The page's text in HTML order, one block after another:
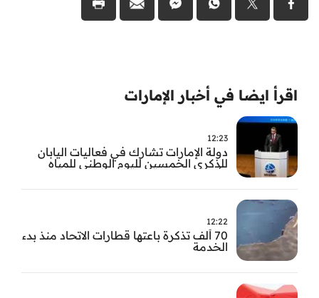
اقرأ ايضا في أخبار الإمارات
12:23
دولة الإمارات تشارك في فعاليات اليابان
للذكرى الخمسين لليوم الوطني للمياه
12:22
70 ألف تذكرة باعتها قطارات الاتحاد منذ بدء
الخدمة